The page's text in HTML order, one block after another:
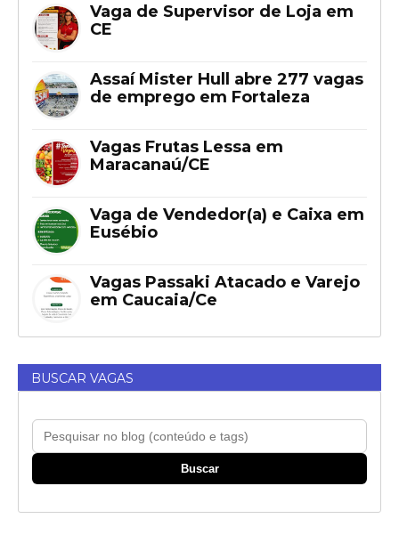
Vaga de Supervisor de Loja em
CE
Assaí Mister Hull abre 277 vagas
de emprego em Fortaleza
Vagas Frutas Lessa em
Maracanaú/CE
Vaga de Vendedor(a) e Caixa em
Eusébio
Vagas Passaki Atacado e Varejo
em Caucaia/Ce
BUSCAR VAGAS
Buscar